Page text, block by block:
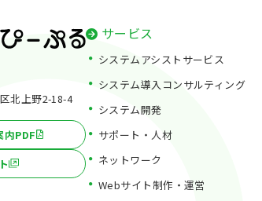
北上野2-18-4
内PDF
サービス
システムアシストサービス
システム導入コンサルティング
システム開発
サポート・人材
ネットワーク
Webサイト制作・運営